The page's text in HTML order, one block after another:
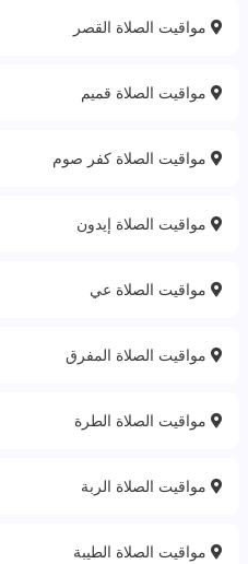
مواقيت الصلاة القصر
مواقيت الصلاة قميم
مواقيت الصلاة كفر صوم
مواقيت الصلاة إيدون
مواقيت الصلاة عي
مواقيت الصلاة المفرق
مواقيت الصلاة الطرة
مواقيت الصلاة الربة‎
مواقيت الصلاة الطيبة